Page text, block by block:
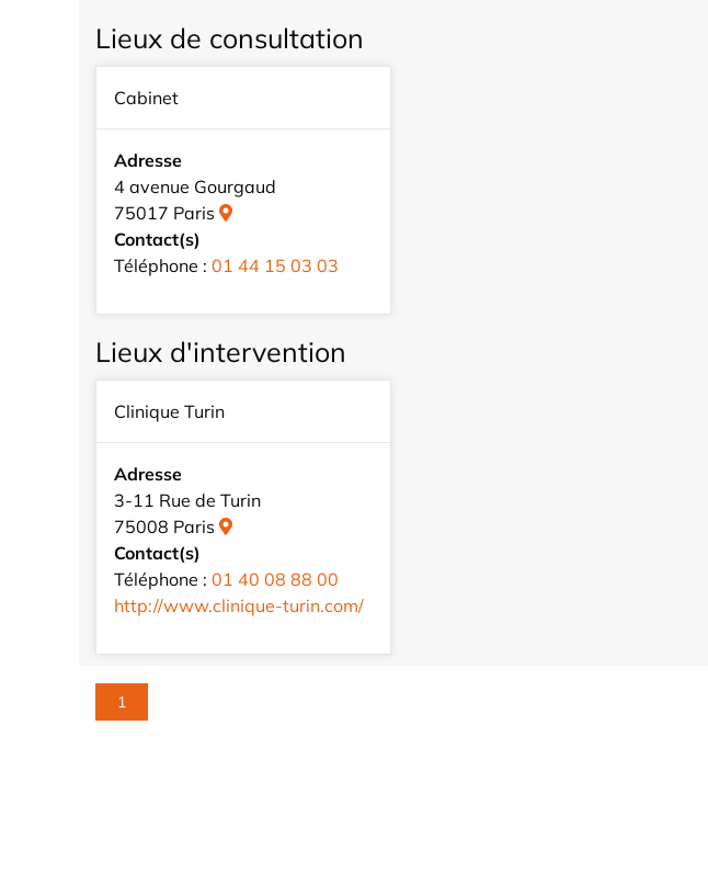
Lieux de consultation
Cabinet
Adresse
4 avenue Gourgaud
75017 Paris
Contact(s)
Téléphone : 01 44 15 03 03
Lieux d'intervention
Clinique Turin
Adresse
3-11 Rue de Turin
75008 Paris
Contact(s)
Téléphone : 01 40 08 88 00
http://www.clinique-turin.com/
1